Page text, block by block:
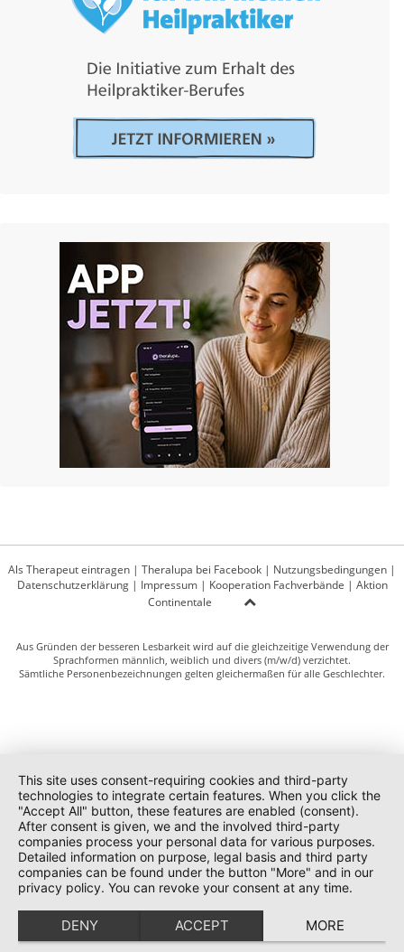
Als Therapeut eintragen | Theralupa bei Facebook | Nutzungsbedingungen |
Datenschutzerklärung| Impressum| Kooperation Fachverbände | Aktion
Continentale
Aus Gründen der besseren Lesbarkeit wird auf die gleichzeitige Verwendung der
Sprachformen männlich, weiblich und divers (m/w/d) verzichtet.
Sämtliche Personenbezeichnungen gelten gleichermaßen für alle Geschlechter.
This site uses consent-requiring cookies and third-party
technologies to integrate certain features. When you click the
"Accept All" button, these features are enabled (consent).
After consent is given, we and the involved third-party
companies process your personal data for various purposes.
Detailed information on purpose, legal basis and third party
companies can be found under the button "More" and in our
privacy policy. You can revoke your consent at any time.
DENY ACCEPT MORE